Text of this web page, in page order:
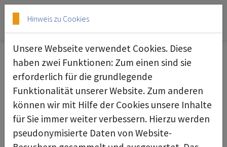
Skip to main content
Skip to page footer
Sauger
deconta bietet eine vielseitige Auswahl an
Saugern, die speziell für die Schad- und
Gefahrstoffsanierung entwickelt wurden. Diese
leistungsstarken Geräte entfernen effizient
sowohl trockene als auch nasse Materialien und
Hinweis zu Cookies
Unsere Webseite verwendet Cookies. Diese
haben zwei Funktionen: Zum einen sind sie
erforderlich für die grundlegende
Funktionalität unserer Website. Zum anderen
können wir mit Hilfe der Cookies unsere Inhalte
für Sie immer weiter verbessern. Hierzu werden
pseudonymisierte Daten von Website-